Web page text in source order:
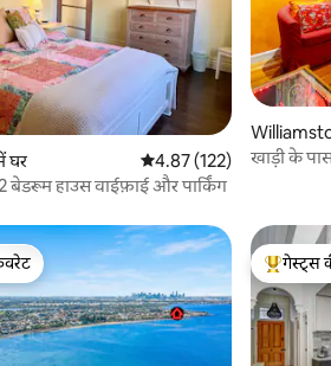
घर औसत रेटिंग 5 में से 4.87, 122
4.87 (122)
बेडरूम हाउस वाईफ़ाई और पार्किंग
खाड़ी के
फ़ेवरेट गेस्ट्स का
गेस्ट्स